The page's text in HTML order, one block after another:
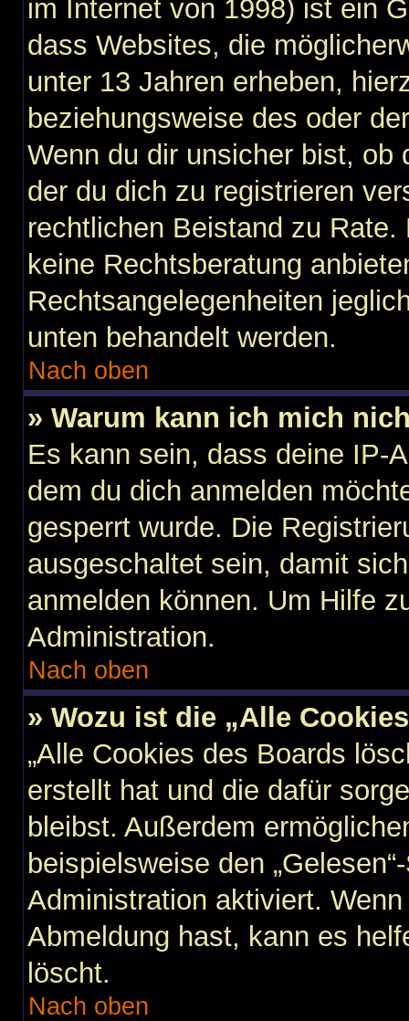
im Internet von 1998) ist ein
dass Websites, die
unter 13 Jahren erheben,
beziehungsweise des oder
Wenn du dir unsicher bist, ob
der du dich zu registrieren
rechtlichen Beistand zu
keine Rechtsberatung
Rechtsangelegenheiten
unten behandelt werden.
Nach oben
» Warum kann ich mich
Es kann sein, dass deine IP-
dem du dich anmelden
gesperrt wurde. Die
ausgeschaltet sein, damit
anmelden können. Um Hilfe
Administration.
Nach oben
» Wozu ist die „Alle
„Alle Cookies des Boards
erstellt hat und die dafür
bleibst. Außerdem
beispielsweise den
Administration aktiviert.
Abmeldung hast, kann es
löscht.
Nach oben